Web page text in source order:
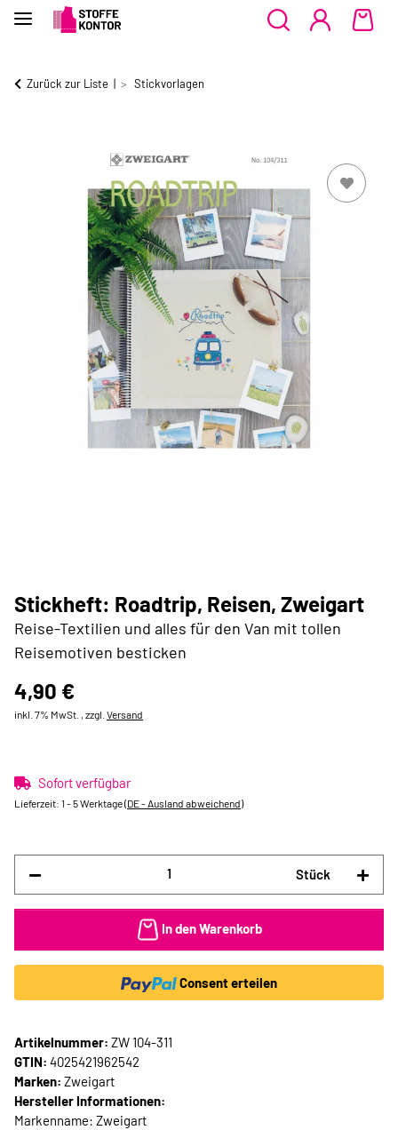
Zurück zur Liste Stickvorlagen
Stickheft: Roadtrip, Reisen, Zweigart
Reise-Textilien und alles für den Van mit tollen
Reisemotiven besticken
4,90 €
inkl. 7% MwSt. , zzgl. Versand
Sofort verfügbar
Lieferzeit: 1 - 5 Werktage(DE - Ausland abweichend)
Stück
In den Warenkorb
Consent erteilen
Artikelnummer: ZW 104-311
GTIN: 4025421962542
Marken: Zweigart
Hersteller Informationen:
Markenname: Zweigart